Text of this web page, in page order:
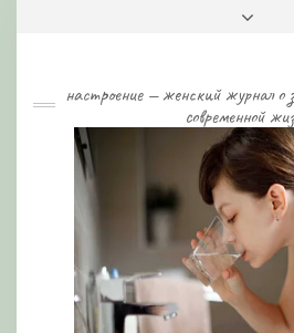
настроение — женский журнал о
современной